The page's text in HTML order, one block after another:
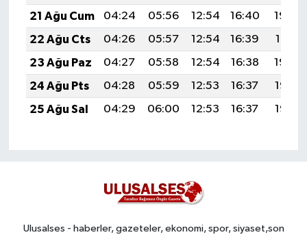
21 Ağu Cum
04:24 05:56 12:54 16:40
19:42
22 Ağu Cts
04:26 05:57 12:54 16:39
19:41
23 Ağu Paz
04:27 05:58 12:54 16:38
19:39
24 Ağu Pts
04:28 05:59 12:53 16:37
19:38
25 Ağu Sal
04:29 06:00 12:53 16:37 19:36
Ulusalses - haberler, gazeteler, ekonomi, spor, siyaset,son